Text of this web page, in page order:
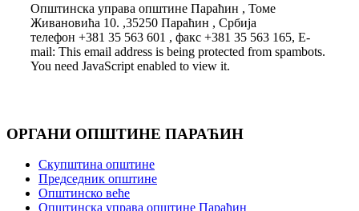
Општинска управа општине Параћин , Томе
Живановића 10. ,35250 Параћин , Србија
телефон +381 35 563 601 , факс +381 35 563 165, E-
mail: This email address is being protected from spambots.
You need JavaScript enabled to view it.
ОРГАНИ ОПШТИНЕ ПАРАЋИН
Скупштина општине
Председник општине
Општинско веће
Општинска управа општине Параћин